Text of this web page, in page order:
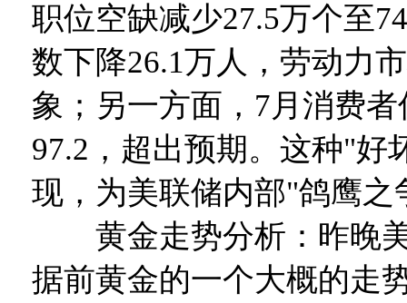
职位空缺减少27.5万个至
数下降26.1万人，劳动力
象；另一方面，7月消费
97.2，超出预期。这种"好
现，为美联储内部"鸽鹰之
黄金走势分析：昨晚美
据前黄金的一个大概的走